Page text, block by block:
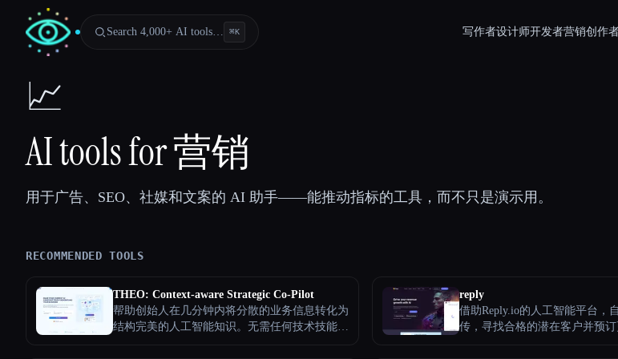
Search 4,000+ AI tools… ⌘K 写作者设计师开发者营销创作
📈
AI tools for 营销
用于广告、SEO、社媒和文案的 AI 助手——能推动指标的工具，而不只是演示用。
RECOMMENDED TOOLS
THEO: Context-aware Strategic Co-Pilot
帮助创始人在几分钟内将分散的业务信息转化为
结构完美的人工智能知识。无需任何技术技能，
reply
借助Reply.io的人工智能平台，
传，寻找合格的潜在客户并预